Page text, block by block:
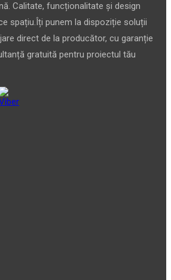
Calitate, funcționalitate și design
spațiu.Îți punem la dispoziție soluții
direct de la producător, cu garanție
gratuită pentru proiectul tău